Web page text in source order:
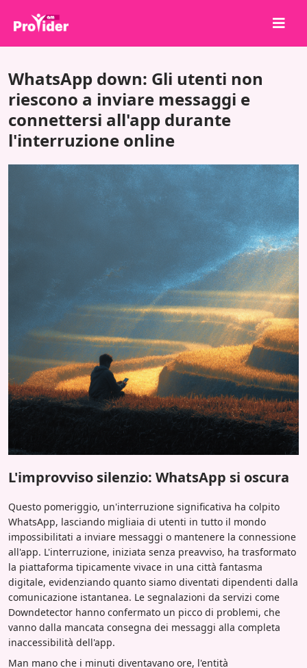
Chi siamo
Accedi
Iscriviti
Servizi
WhatsApp down: Gli utenti non
riescono a inviare messaggi e
connettersi all'app durante
l'interruzione online
L'improvviso silenzio: WhatsApp si oscura
Questo pomeriggio, un'interruzione significativa ha colpito
WhatsApp, lasciando migliaia di utenti in tutto il mondo
impossibilitati a inviare messaggi o mantenere la connessione
all'app. L'interruzione, iniziata senza preavviso, ha trasformato
la piattaforma tipicamente vivace in una città fantasma
digitale, evidenziando quanto siamo diventati dipendenti dalla
comunicazione istantanea. Le segnalazioni da servizi come
Downdetector hanno confermato un picco di problemi, che
vanno dalla mancata consegna dei messaggi alla completa
inaccessibilità dell'app.
Man mano che i minuti diventavano ore, l'entità